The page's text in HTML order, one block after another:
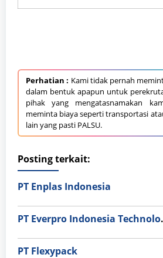
Perhatian : Kami tidak pernah
dalam bentuk apapun untuk
pihak yang mengatasnamakan
meminta biaya seperti transportasi
lain yang pasti PALSU.
Posting terkait:
PT Enplas Indonesia
PT
PT Flexypack